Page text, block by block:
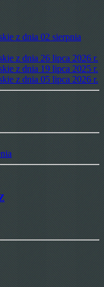
z dnia 02 sierpnia
z dnia 26 lipca 2026 r.
z dnia 19 lipca 2025 r.
z dnia 05 lipca 2026 r.